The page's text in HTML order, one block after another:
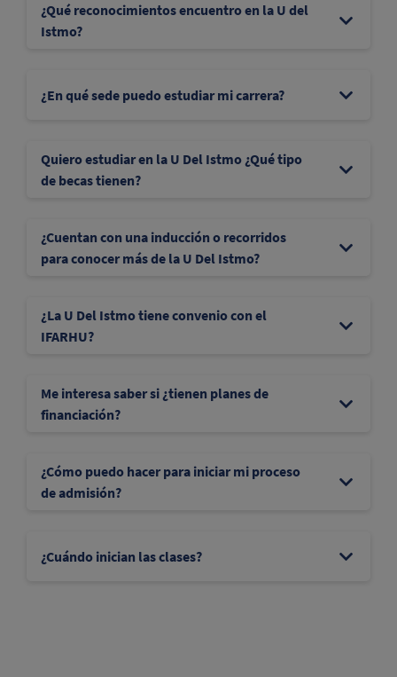
¿Qué reconocimientos encuentro en la U del
Istmo?
¿En qué sede puedo estudiar mi carrera?
Quiero estudiar en la U Del Istmo ¿Qué tipo
de becas tienen?
¿Cuentan con una inducción o recorridos
para conocer más de la U Del Istmo?
¿La U Del Istmo tiene convenio con el
IFARHU?
Me interesa saber si ¿tienen planes de
financiación?
¿Cómo puedo hacer para iniciar mi proceso
de admisión?
¿Cuándo inician las clases?